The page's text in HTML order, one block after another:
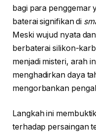
bagi para penggemar
baterai signifikan di
Meski wujud nyata
berbaterai silikon-
menjadi misteri, arah
menghadirkan daya
mengorbankan
Langkah ini
terhadap persaingan